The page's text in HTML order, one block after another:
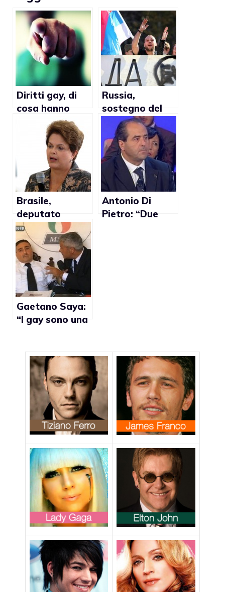
Diritti gay, di
cosa hanno
paura gli
omofobi?
Russia,
sostegno del
governo a
favore
dell’omofobia
Brasile,
deputato
conservatore
stuzzica
presidentessa
Dilma Rousseff
Antonio Di
Pietro: “Due
Gaetano Saya:
“I gay sono una
perché
pretendono
delle leggi a
loro favore”